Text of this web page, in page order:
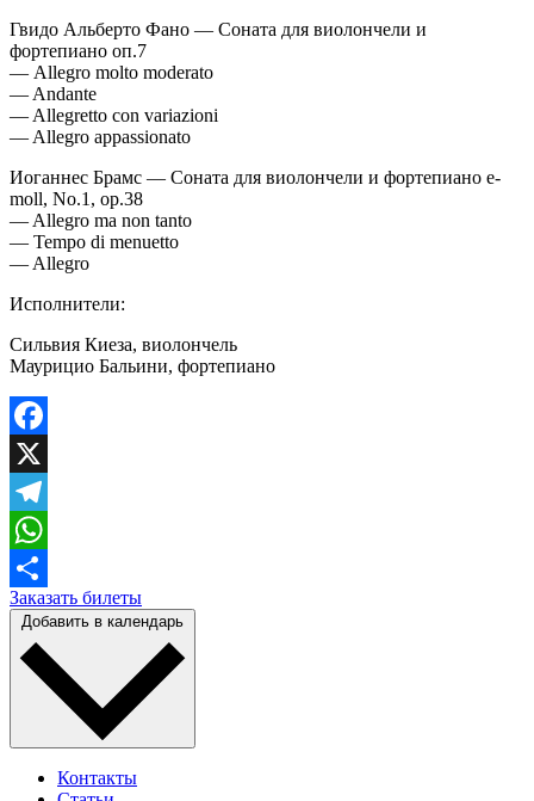
Гвидо Альберто Фано — Соната для виолончели и
фортепиано оп.7
— Allegro molto moderato
— Andante
— Allegretto con variazioni
— Allegro appassionato
Иоганнес Брамс — Соната для виолончели и фортепиано e-
moll, No.1, op.38
— Allegro ma non tanto
— Tempo di menuetto
— Allegro
Исполнители:
Сильвия Киеза, виолончель
Маурицио Бальини, фортепиано
Facebook
X
Telegram
WhatsApp
Отправить
Заказать билеты
Контакты